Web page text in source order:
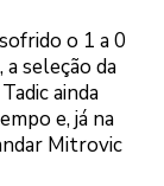
o 1 a 0
seleção da
ainda
e, já na
Mitrovic